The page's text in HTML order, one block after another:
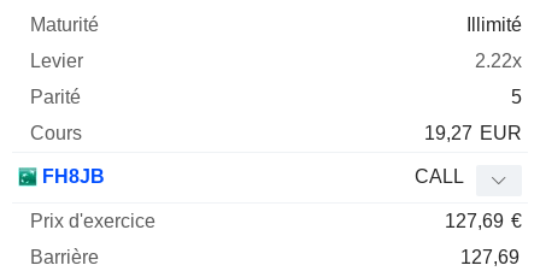
Illimité
2.22x
5
19,27 EUR
FH8JB CALL
127,69 €
127,69